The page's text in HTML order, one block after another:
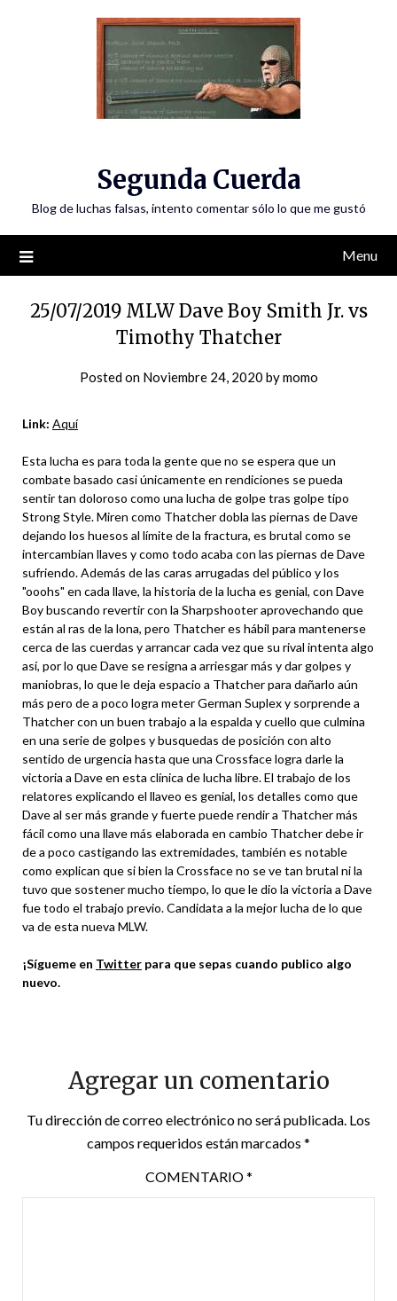
Segunda Cuerda
Blog de luchas falsas, intento comentar sólo lo que me gustó
Menu
25/07/2019 MLW Dave Boy Smith Jr. vs
Timothy Thatcher
Posted on Noviembre 24, 2020 bymomo
Link: Aquí
Esta lucha es para toda la gente que no se espera que un
combate basado casi únicamente en rendiciones se pueda
sentir tan doloroso como una lucha de golpe tras golpe tipo
Strong Style. Miren como Thatcher dobla las piernas de Dave
dejando los huesos al límite de la fractura, es brutal como se
intercambian llaves y como todo acaba con las piernas de Dave
sufriendo. Además de las caras arrugadas del público y los
"ooohs" en cada llave, la historia de la lucha es genial, con Dave
Boy buscando revertir con la Sharpshooter aprovechando que
están al ras de la lona, pero Thatcher es hábil para mantenerse
cerca de las cuerdas y arrancar cada vez que su rival intenta algo
así, por lo que Dave se resigna a arriesgar más y dar golpes y
maniobras, lo que le deja espacio a Thatcher para dañarlo aún
más pero de a poco logra meter German Suplex y sorprende a
Thatcher con un buen trabajo a la espalda y cuello que culmina
en una serie de golpes y busquedas de posición con alto
sentido de urgencia hasta que una Crossface logra darle la
victoria a Dave en esta clínica de lucha libre. El trabajo de los
relatores explicando el llaveo es genial, los detalles como que
Dave al ser más grande y fuerte puede rendir a Thatcher más
fácil como una llave más elaborada en cambio Thatcher debe ir
de a poco castigando las extremidades, también es notable
como explican que si bien la Crossface no se ve tan brutal ni la
tuvo que sostener mucho tiempo, lo que le dio la victoria a Dave
fue todo el trabajo previo. Candidata a la mejor lucha de lo que
va de esta nueva MLW.
¡Sígueme en Twitter para que sepas cuando publico algo
nuevo.
Agregar un comentario
Tu dirección de correo electrónico no será publicada. Los
campos requeridos están marcados *
COMENTARIO*